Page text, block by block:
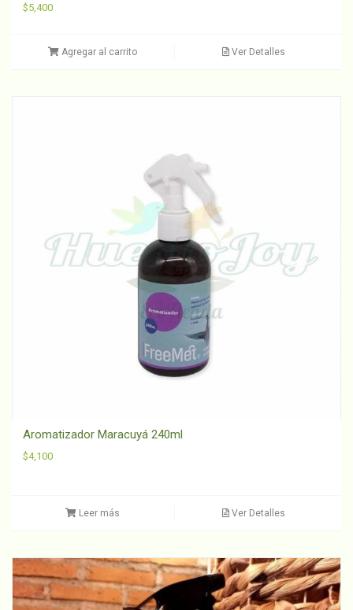
$5,400
Agregar al carrito Ver Detalles
Aromatizador Maracuyá 240ml
$4,100
Leer más Ver Detalles